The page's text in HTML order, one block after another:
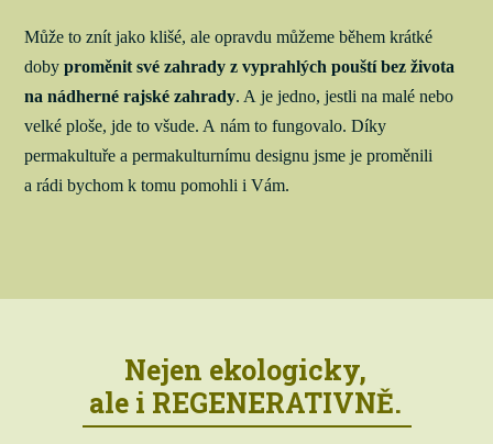
Může to znít jako klišé, ale opravdu můžeme během krátké
dobyproměnit své zahrady z vyprahlých pouští bez života
na nádherné rajské zahrady. A je jedno, jestli na malé nebo
velké ploše, jde to všude. A nám to fungovalo. Díky
permakultuře a permakulturnímu designu jsme je proměnili
a rádi bychom k tomu pomohli i Vám.
Nejen ekologicky,
ale i REGENERATIVNĚ.